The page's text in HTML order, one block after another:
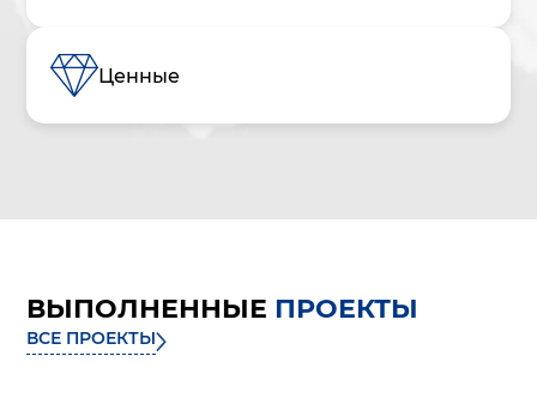
Ценные
ВЫПОЛНЕННЫЕ ПРОЕКТЫ
ВСЕ ПРОЕКТЫ